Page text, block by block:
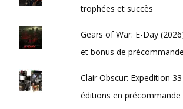
trophées et succès
Gears of War: E-Day
et bonus de précommande
Clair Obscur: Expedition
éditions en précommande